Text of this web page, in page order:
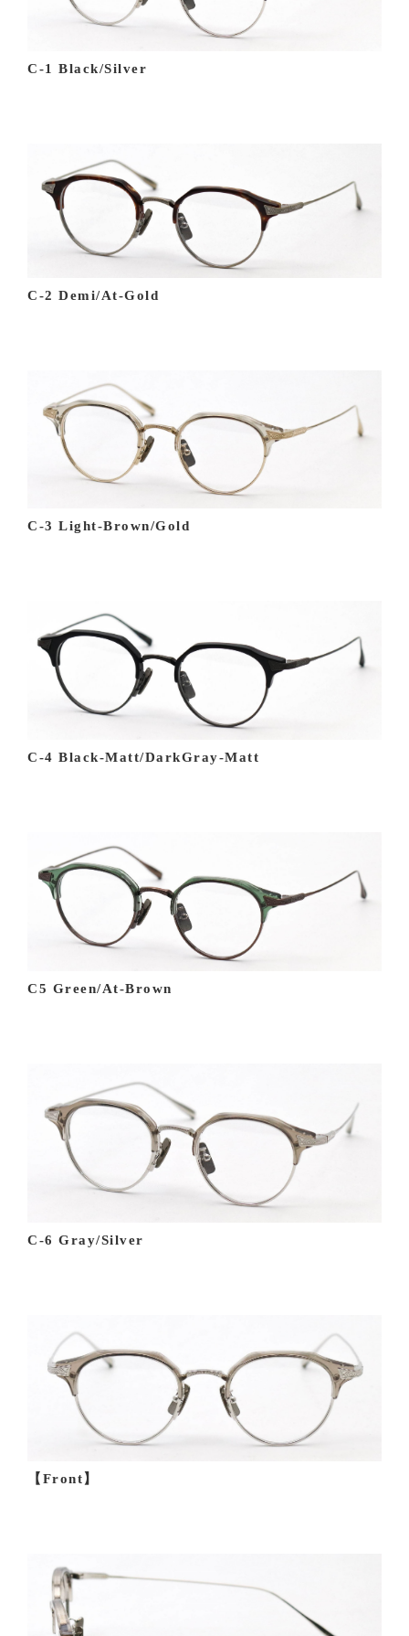
C-1 Black/Silver
C-2 Demi/At-Gold
C-3 Light-Brown/Gold
C-4 Black-Matt/DarkGray-Matt
C5 Green/At-Brown
C-6 Gray/Silver
【Front】